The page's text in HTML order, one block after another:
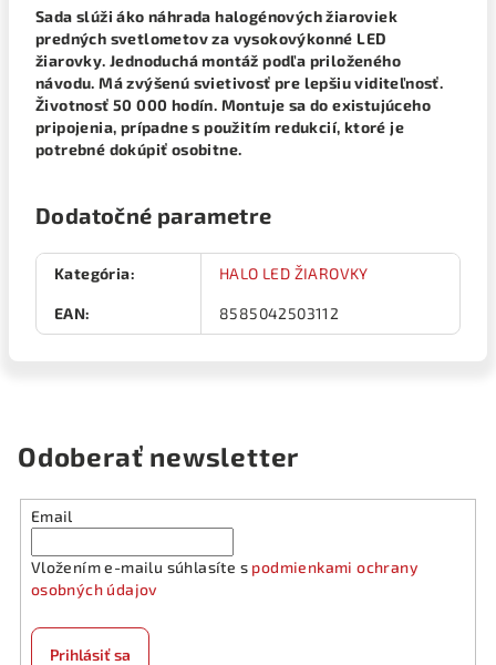
Sada slúži áko náhrada halogénových žiaroviek
predných svetlometov za vysokovýkonné LED
žiarovky. Jednoduchá montáž podľa priloženého
návodu. Má zvýšenú svietivosť pre lepšiu viditeľnosť.
Životnosť 50 000 hodín. Montuje sa do existujúceho
pripojenia, prípadne s použitím redukcií, ktoré je
potrebné dokúpiť osobitne.
Dodatočné parametre
Kategória: HALO LED ŽIAROVKY
EAN: 8585042503112
Odoberať newsletter
Email
Vložením e-mailu súhlasíte s podmienkami ochrany
osobných údajov
Prihlásiť sa